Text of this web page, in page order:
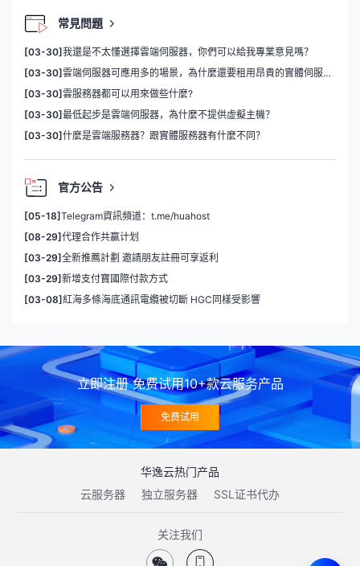
常見問題
[03-30]我還是不太懂選擇雲端伺服器，你們可以給我專業意見嗎？
[03-30]雲端伺服器可應用多的場景，為什麼還要租用昂貴的實體伺服器？
[03-30]雲服務器都可以用來做些什麼?
[03-30]最低起步是雲端伺服器，為什麼不提供虛擬主機？
[03-30]什麼是雲端服務器？跟實體服務器有什麼不同？
官方公告
[05-18]Telegram資訊頻道：t.me/huahost
[08-29]代理合作共赢计划
[03-29]全新推薦計劃 邀請朋友註冊可享返利
[03-29]新增支付寶國際付款方式
[03-08]紅海多條海底通訊電纜被切斷 HGC同樣受影響
立即注册 免费试用10+款云服务产品
免费试用
华逸云热门产品
云服务器
独立服务器 SSL证书代办
关注我们